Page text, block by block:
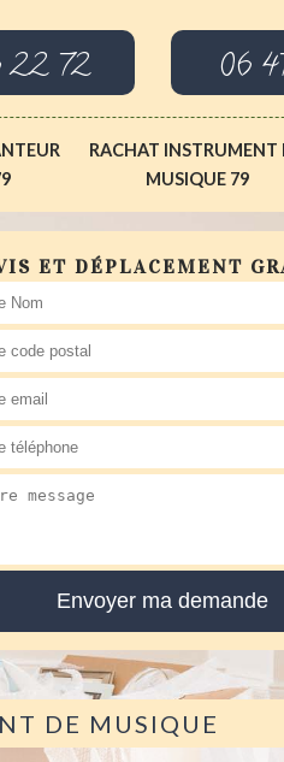
22 72 06
RACHAT INSTRUMENT
MUSIQUE 79
ET DÉPLACEMENT
DE MUSIQUE